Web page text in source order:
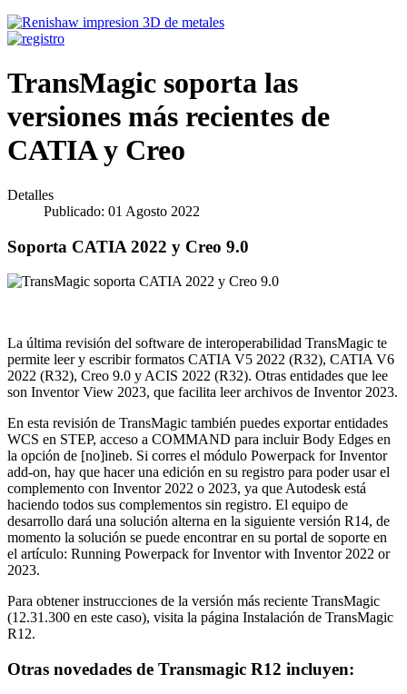
TransMagic soporta las
versiones más recientes de
CATIA y Creo
Detalles
Publicado: 01 Agosto 2022
Soporta CATIA 2022 y Creo 9.0
La última revisión del software de interoperabilidad TransMagic te
permite leer y escribir formatos CATIA V5 2022 (R32), CATIA V6
2022 (R32), Creo 9.0 y ACIS 2022 (R32). Otras entidades que lee
son Inventor View 2023, que facilita leer archivos de Inventor 2023.
En esta revisión de TransMagic también puedes exportar entidades
WCS en STEP, acceso a COMMAND para incluir Body Edges en
la opción de [no]ineb. Si corres el módulo Powerpack for Inventor
add-on, hay que hacer una edición en su registro para poder usar el
complemento con Inventor 2022 o 2023, ya que Autodesk está
haciendo todos sus complementos sin registro. El equipo de
desarrollo dará una solución alterna en la siguiente versión R14, de
momento la solución se puede encontrar en su portal de soporte en
el artículo: Running Powerpack for Inventor with Inventor 2022 or
2023.
Para obtener instrucciones de la versión más reciente TransMagic
(12.31.300 en este caso), visita la página Instalación de TransMagic
R12.
Otras novedades de Transmagic R12 incluyen: